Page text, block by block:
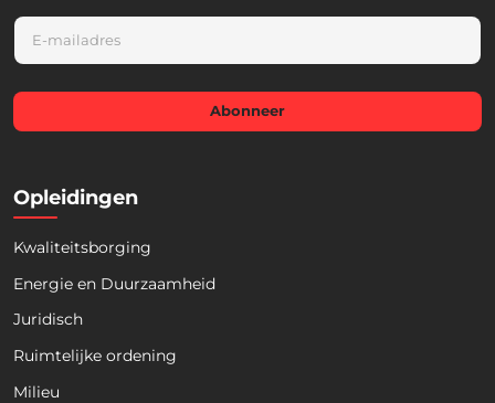
E
a
i
*
Abonneer
Opleidingen
Kwaliteitsborging
Energie en Duurzaamheid
Juridisch
Ruimtelijke ordening
Milieu